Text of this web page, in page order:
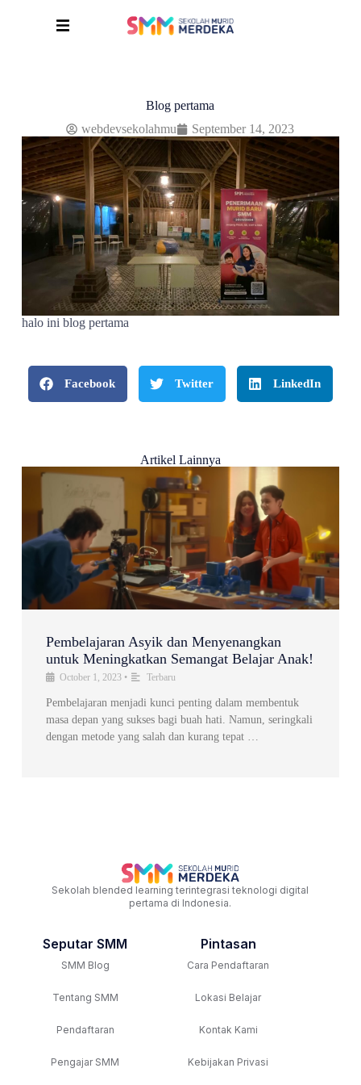
Blog pertama
webdevsekolahmu
September 14, 2023
halo ini blog pertama
Facebook Twitter LinkedIn
Artikel Lainnya
Pembelajaran Asyik dan Menyenangkan
untuk Meningkatkan Semangat Belajar Anak!
October 1, 2023 • Terbaru
Pembelajaran menjadi kunci penting dalam membentuk
masa depan yang sukses bagi buah hati. Namun, seringkali
dengan metode yang salah dan kurang tepat …
Sekolah blended learning terintegrasi teknologi digital
pertama di Indonesia.
Seputar SMM
SMM Blog
Tentang SMM
Pendaftaran
Pengajar SMM
Pintasan
Cara Pendaftaran
Lokasi Belajar
Kontak Kami
Kebijakan Privasi